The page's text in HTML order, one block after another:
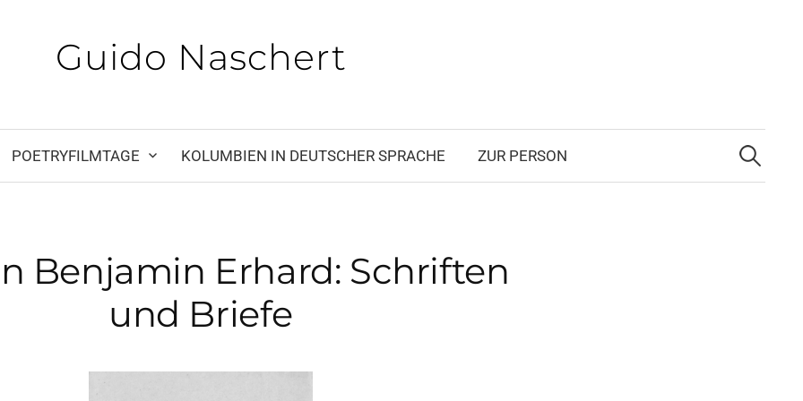
Guido Naschert
POET­RY­FILM­TA­GE KOLUM­BI­EN IN DEUT­SCHER SPRA­CHE ZUR PER­SON
nach:
Ben­ja­min Erhard: Schrif­ten
und Brie­fe